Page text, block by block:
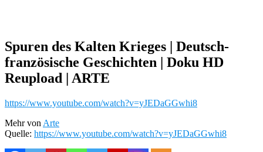
Spuren des Kalten Krieges | Deutsch-
französische Geschichten | Doku HD
Reupload | ARTE
https://www.youtube.com/watch?v=yJEDaGGwhi8
Mehr von Arte
Quelle: https://www.youtube.com/watch?v=yJEDaGGwhi8